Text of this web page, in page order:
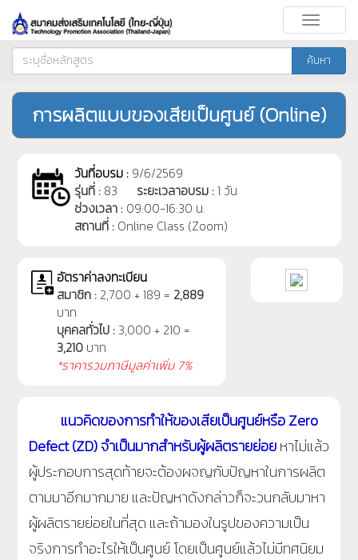
Toggle
ค้นหา
การผลิตแบบของเสียเป็นศูนย์ (Online)
วันที่อบรม : 9/6/2569
รุ่นที่ : 83 ระยะเวลาอบรม :1 วัน
ช่วงเวลา : 09:00-16:30 น.
สถานที่ : Online Class (Zoom)
อัตราค่าลงทะเบียน
สมาชิก : 2,700 + 189 = 2,889
บาท
บุคคลทั่วไป : 3,000 + 210 =
3,210 บาท
*ราคารวมภาษีมูลค่าเพิ่ม 7%
แนวคิดของการทำให้ของเสียเป็นศูนย์หรือ Zero
Defect (ZD) จำเป็นมากสำหรับผู้ผลิตรายย่อยหาไม่แล้ว
ผู้ประกอบการสุดท้ายจะต้องผจญกับปัญหาในการผลิต
ตามมาอีกมากมาย และปัญหาดังกล่าวก็จะวนกลับมาหา
ผู้ผลิตรายย่อยในที่สุด และถ้ามองในรูปของความเป็น
จริงการทำอะไรให้เป็นศูนย์ โดยเป็นศูนย์แล้วไม่มีทศนิยม